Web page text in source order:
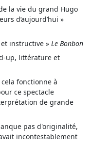
la vie du grand Hugo
d’aujourd’hui »
instructive » Le Bonbon
up, littérature et
fonctionne à
ce spectacle
de grande
pas d'originalité,
incontestablement